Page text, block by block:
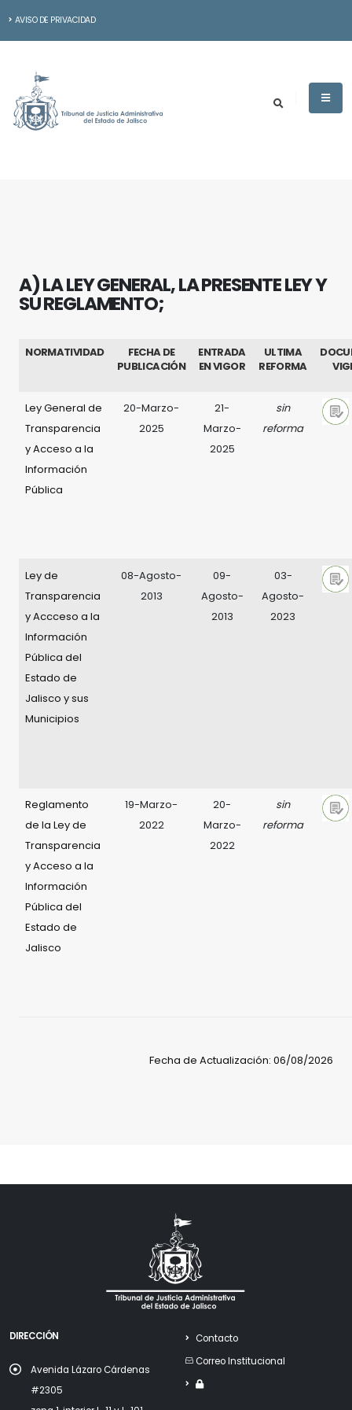
AVISO DE PRIVACIDAD
A) LA LEY GENERAL, LA PRESENTE LEY Y
SU REGLAMENTO;
NORMATIVIDAD
FECHA DE
PUBLICACIÓN
ENTRADA
EN VIGOR
ULTIMA
REFORMA
Ley General de
Transparencia
y Acceso a la
Información
Pública
20-Marzo-
2025
21-
Marzo-
2025
sin
reforma
Ley de
Transparencia
y Accceso a la
Información
Pública del
Estado de
Jalisco y sus
Municipios
08-Agosto-
2013
09-
Agosto-
2013
03-
Agosto-
2023
Reglamento
de la Ley de
Transparencia
y Acceso a la
Información
Pública del
Estado de
Jalisco
19-Marzo-
2022
20-
Marzo-
2022
sin
reforma
Fecha de Actualización: 06/08/2026
DIRECCIÓN
Avenida Lázaro Cárdenas
#2305
Contacto
Correo Institucional